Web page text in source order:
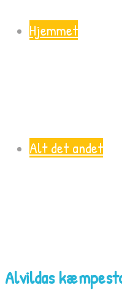
Hjemmet
Alt det andet
Alvildas